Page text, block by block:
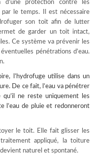
protection contre les
le temps. Il est nécessaire
son toit afin de lutter
de garder un toit intact,
Ce système va prévenir les
pénétrations d’eau.
l’hydrofuge utilise dans un
. De ce fait, l’eau va pénétrer
ne reste uniquement les
l’eau de pluie et redonneront
le toit. Elle fait glisser les
appliqué, la toiture
naturel et spontané.